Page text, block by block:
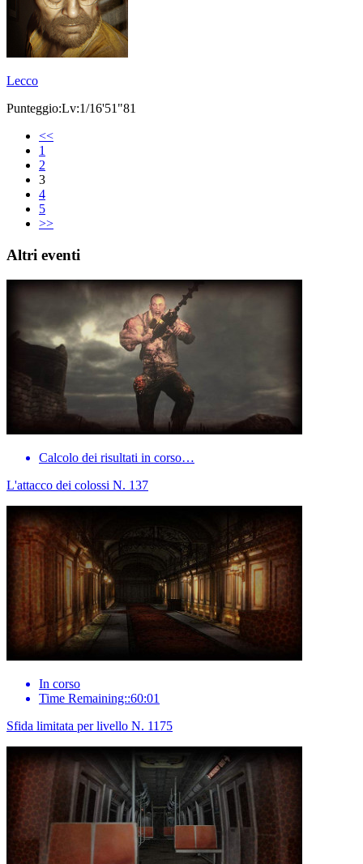
Lecco
Punteggio:Lv:1/16'51"81
<<
1
2
3
4
5
>>
Altri eventi
Calcolo dei risultati in corso…
L'attacco dei colossi N. 137
In corso
Time Remaining::60:01
Sfida limitata per livello N. 1175